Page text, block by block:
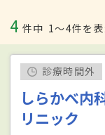
4 件中 1〜4件を
診療時間外
しらかべ内
リニック